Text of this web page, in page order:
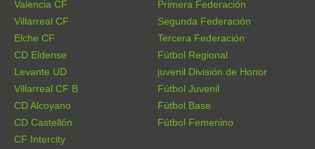
Valencia CF
Villarreal CF
Elche CF
CD Eldense
Levante UD
Villarreal CF B
CD Alcoyano
CD Castellón
CF Intercity
Primera Federación
Segunda Federación
Tercera Federación
Fútbol Regional
juvenil División de Honor
Fútbol Juvenil
Fútbol Base
Fútbol Femenino